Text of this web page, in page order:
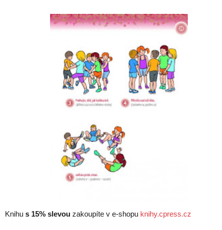
Knihu s 15% slevou zakoupíte v e-shopu knihy.cpress.cz